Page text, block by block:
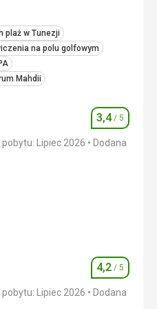
plaż w Tunezji
na polu golfowym
Mahdii
Ocena
3,4/ 5
pobytu: Lipiec 2026
Dodana
2,0/ 5
3,0/ 5
Ocena
4,2 / 5
pobytu: Lipiec 2026
Dodana